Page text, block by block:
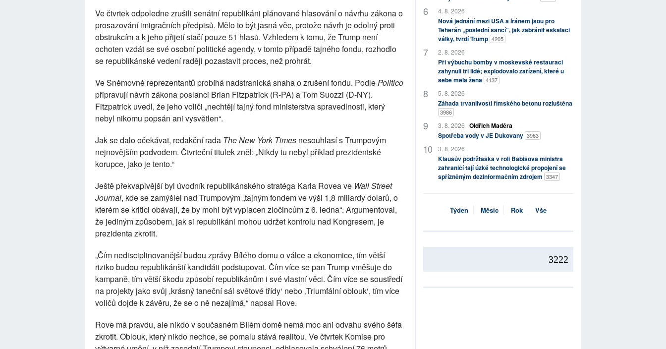
Ve čtvrtek odpoledne zrušili senátní republikáni plánované hlasování o návrhu zákona o
prosazování imigračních předpisů. Mělo to být jasná věc, protože návrh je odolný proti
obstrukcím a k jeho přijetí stačí pouze 51 hlasů. Vzhledem k tomu, že Trump není
ochoten vzdát se své osobní politické agendy, v tomto případě tajného fondu, rozhodlo
se republikánské vedení raději pozastavit proces, než prohrát.
Ve Sněmovně reprezentantů probíhá nadstranická snaha o zrušení fondu. PodlePolitico
připravují návrh zákona poslanci Brian Fitzpatrick (R-PA) a Tom Suozzi (D-NY).
Fitzpatrick uvedl, že jeho voliči „nechtějí tajný fond ministerstva spravedlnosti, který
nebyl nikomu popsán ani vysvětlen“.
Jak se dalo očekávat, redakční rada The New York Times nesouhlasí s Trumpovým
nejnovějším podvodem. Čtvrteční titulek zněl: „Nikdy tu nebyl příklad prezidentské
korupce, jako je tento.“
Ještě překvapivější byl úvodník republikánského stratéga Karla Rovea ve Wall Street
Journal, kde se zamýšlel nad Trumpovým „tajným fondem ve výši 1,8 miliardy dolarů, o
kterém se kritici obávají, že by mohl být vyplacen zločincům z 6. ledna“. Argumentoval,
že jediným způsobem, jak si republikáni mohou udržet kontrolu nad Kongresem, je
prezidenta zkrotit.
„Čím nedisciplinovanější budou zprávy Bílého domu o válce a ekonomice, tím větší
riziko budou republikánští kandidáti podstupovat. Čím více se pan Trump vměšuje do
kampaně, tím větší škodu způsobí republikánům i své vlastní věci. Čím více se soustředí
na projekty jako svůj ‚krásný taneční sál světové třídy‘ nebo ‚Triumfální oblouk‘, tím více
voličů dojde k závěru, že se o ně nezajímá,“ napsal Rove.
Rove má pravdu, ale nikdo v současném Bílém domě nemá moc ani odvahu svého šéfa
zkrotit. Oblouk, který nikdo nechce, se pomalu stává realitou. Ve čtvrtek Komise pro
4. 8. 2026
Nová jednání mezi USA a Íránem jsou pro
Teherán „poslední šancí“, jak zabránit eskalaci
války, tvrdí Trump 4205
2. 8. 2026
Při výbuchu bomby v moskevské restauraci
zahynuli tři lidé; explodovalo zařízení, které u
sebe měla žena 4137
5. 8. 2026
Záhada trvanlivosti římského betonu rozluštěna
3986
3. 8. 2026 Oldřich Maděra
Spotřeba vody v JE Dukovany 3963
3. 8. 2026
Klausův podržtaška v roli Babišova ministra
zahraničí tají úzké technologické propojení se
spřízněným dezinformačním zdrojem 3347
Týden Měsíc Rok Vše
3222